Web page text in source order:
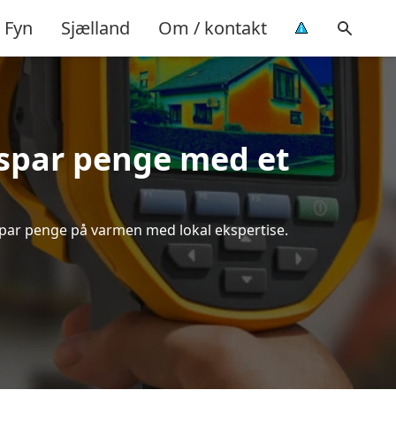
Fyn Sjælland Om / kontakt
penge med et
penge på varmen med lokal ekspertise.